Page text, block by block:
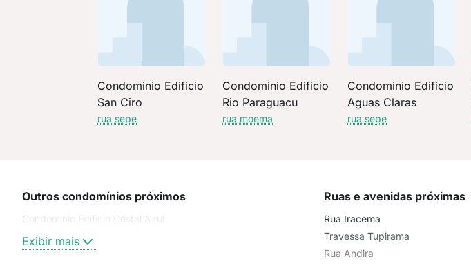
Condominio Edificio
San Ciro
rua sepe
Condominio Edificio
Rio Paraguacu
rua moema
Condominio Edificio
Aguas Claras
rua sepe
Outros condomínios próximos
Condominio Edificio Cristal Azul
Exibir mais
Ruas e avenidas próximas
Rua Iracema
Travessa Tupirama
Rua Andira